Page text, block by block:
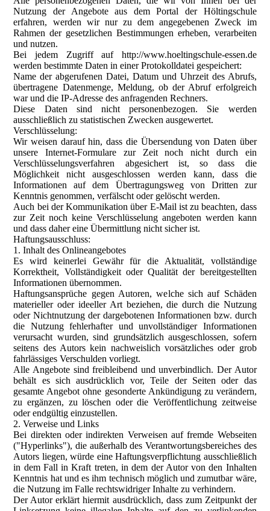
Nutzung der Angebote aus dem Portal der Höltingschule
erfahren, werden wir nur zu dem angegebenen Zweck im
Rahmen der gesetzlichen Bestimmungen erheben, verarbeiten
und nutzen.
Bei jedem Zugriff auf http://www.hoeltingschule-essen.de
werden bestimmte Daten in einer Protokolldatei gespeichert:
Name der abgerufenen Datei, Datum und Uhrzeit des Abrufs,
übertragene Datenmenge, Meldung, ob der Abruf erfolgreich
war und die IP-Adresse des anfragenden Rechners.
Diese Daten sind nicht personenbezogen. Sie werden
ausschließlich zu statistischen Zwecken ausgewertet.
Verschlüsselung:
Wir weisen darauf hin, dass die Übersendung von Daten über
unsere Internet-Formulare zur Zeit noch nicht durch ein
Verschlüsselungsverfahren abgesichert ist, so dass die
Möglichkeit nicht ausgeschlossen werden kann, dass die
Informationen auf dem Übertragungsweg von Dritten zur
Kenntnis genommen, verfälscht oder gelöscht werden.
Auch bei der Kommunikation über E-Mail ist zu beachten, dass
zur Zeit noch keine Verschlüsselung angeboten werden kann
und dass daher eine Übermittlung nicht sicher ist.
Haftungsausschluss:
1. Inhalt des Onlineangebotes
Es wird keinerlei Gewähr für die Aktualität, vollständige
Korrektheit, Vollständigkeit oder Qualität der bereitgestellten
Informationen übernommen.
Haftungsansprüche gegen Autoren, welche sich auf Schäden
materieller oder ideeller Art beziehen, die durch die Nutzung
oder Nichtnutzung der dargebotenen Informationen bzw. durch
die Nutzung fehlerhafter und unvollständiger Informationen
verursacht wurden, sind grundsätzlich ausgeschlossen, sofern
seitens des Autors kein nachweislich vorsätzliches oder grob
fahrlässiges Verschulden vorliegt.
Alle Angebote sind freibleibend und unverbindlich. Der Autor
behält es sich ausdrücklich vor, Teile der Seiten oder das
gesamte Angebot ohne gesonderte Ankündigung zu verändern,
zu ergänzen, zu löschen oder die Veröffentlichung zeitweise
oder endgültig einzustellen.
2. Verweise und Links
Bei direkten oder indirekten Verweisen auf fremde Webseiten
("Hyperlinks"), die außerhalb des Verantwortungsbereiches des
Autors liegen, würde eine Haftungsverpflichtung ausschließlich
in dem Fall in Kraft treten, in dem der Autor von den Inhalten
Kenntnis hat und es ihm technisch möglich und zumutbar wäre,
die Nutzung im Falle rechtswidriger Inhalte zu verhindern.
Der Autor erklärt hiermit ausdrücklich, dass zum Zeitpunkt der